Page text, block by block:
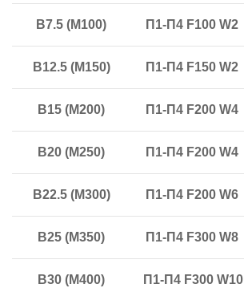
В7.5 (М100) П1-П4 F100 W2
В12.5 (М150) П1-П4 F150 W2
В15 (М200) П1-П4 F200 W4
В20 (М250) П1-П4 F200 W4
В22.5 (М300) П1-П4 F200 W6
В25 (М350) П1-П4 F300 W8
В30 (М400) П1-П4 F300 W10